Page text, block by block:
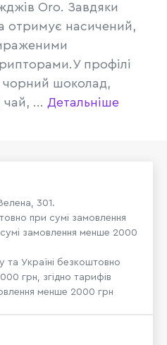
Oro. Завдяки
отримує насичений,
профілі
чорний шоколад,
... Детальніше
301.
при сумі замовлення
замовлення менше 2000
Україні безкоштовно
грн, згідно тарифів
менше 2000 грн